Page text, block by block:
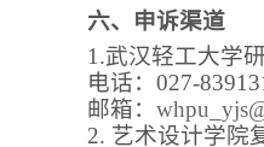
六、申诉渠道
1.武汉轻工大学
电话：027-
邮箱：whpu _
2. 艺术设计学院